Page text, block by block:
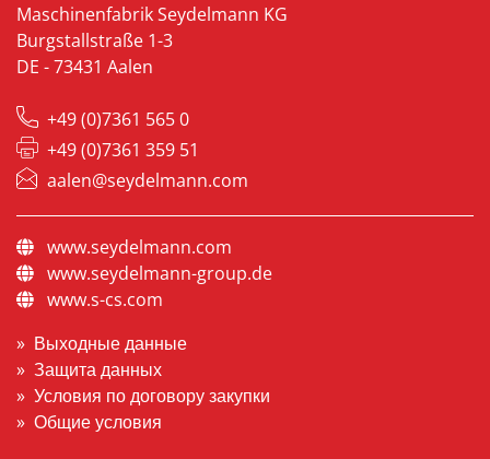
Maschinenfabrik Seydelmann KG
Burgstallstraße 1-3
DE - 73431 Aalen
+49 (0)7361 565 0
+49 (0)7361 359 51
aalen@seydelmann.com
www.seydelmann.com
www.seydelmann-group.de
www.s-cs.com
Выходные данные
Защита данных
Условия по договору закупки
Общие условия